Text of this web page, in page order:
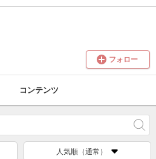
フォロー
コンテンツ
人気順（通常）